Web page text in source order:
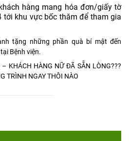
hàng mang hóa đơn/giấy tờ
khu vực bốc thăm để tham gia
tặng những phần quà bí mật đến
Bệnh viện.
KHÁCH HÀNG NỮ ĐÃ SẴN LÒNG???
TRÌNH NGAY THÔI NÀO